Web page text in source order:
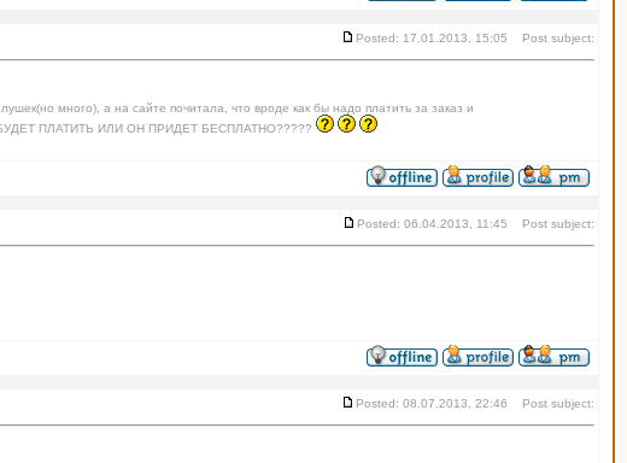
Posted: 17.01.2013, 15:05 Post subject:
много), а на сайте почитала, что вроде как бы надо платить за заказ и
ПЛАТИТЬ ИЛИ ОН ПРИДЕТ БЕСПЛАТНО?????
Posted: 06.04.2013, 11:45 Post subject:
Posted: 08.07.2013, 22:46 Post subject: